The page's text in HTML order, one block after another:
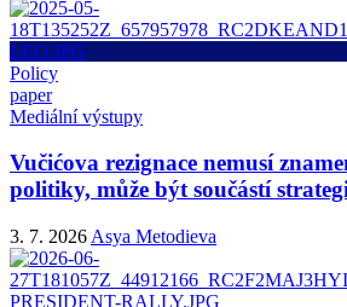
Policy
paper
Mediální výstupy
Vučićova rezignace nemusí
politiky, může být součástí
3. 7. 2026 Asya Metodieva